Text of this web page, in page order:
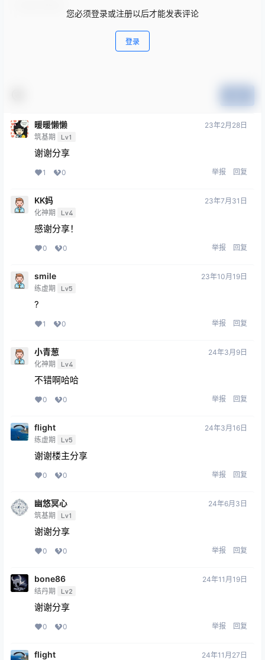
您必须登录或注册以后才能发表评论
登录
暖暖懒懒
筑基期 Lv1
23年2月28日
谢谢分享
1 0 举报 回复
KK妈
化神期 Lv4
23年7月31日
感谢分享！
0 0 举报 回复
smile
练虚期 Lv5
23年10月19日
?
1 0 举报 回复
小青葱
化神期 Lv4
24年3月9日
不错啊哈哈
0 0 举报 回复
flight
练虚期 Lv5
24年3月16日
谢谢楼主分享
0 0 举报 回复
幽悠冥心
筑基期 Lv1
24年6月3日
谢谢分享
0 0 举报 回复
bone86
结丹期 Lv2
24年11月19日
谢谢分享
0 0 举报 回复
flight 24年11月27日